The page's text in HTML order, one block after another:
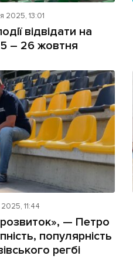
2025, 13:01
відвідати на
– 26 жовтня
11:44
— Петро
популярність
регбі